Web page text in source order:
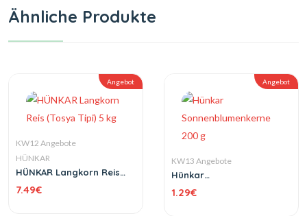
Ähnliche Produkte
Angebot
KW12 Angebote
HÜNKAR
HÜNKAR Langkorn Reis
7.49€
Angebot
KW13 Angebote
Hünkar
g
1.29€